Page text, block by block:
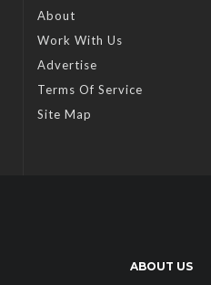
About
Work With Us
Advertise
Terms Of Service
Site Map
ABOUT US